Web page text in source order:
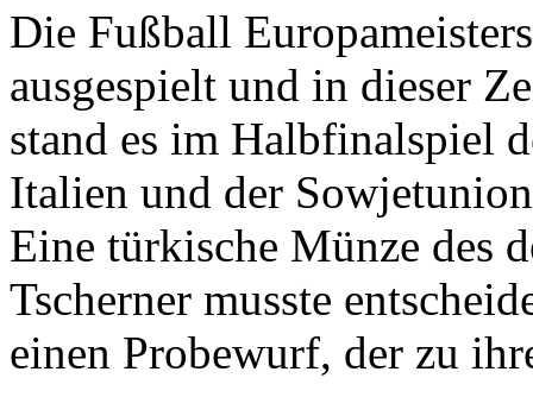
Die Fußball
ausgespielt und in dieser
stand es im Halbfinalspiel
Italien und der
Eine türkische Münze des
Tscherner musste
einen Probewurf, der zu